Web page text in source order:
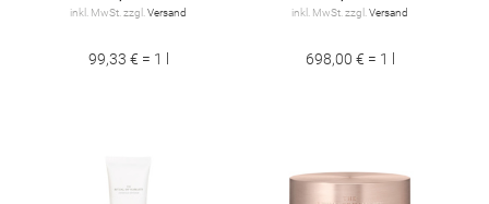
inkl. MwSt. zzgl. Versand
99,33 € = 1 l
inkl. MwSt. zzgl. Versand
698,00 € = 1 l